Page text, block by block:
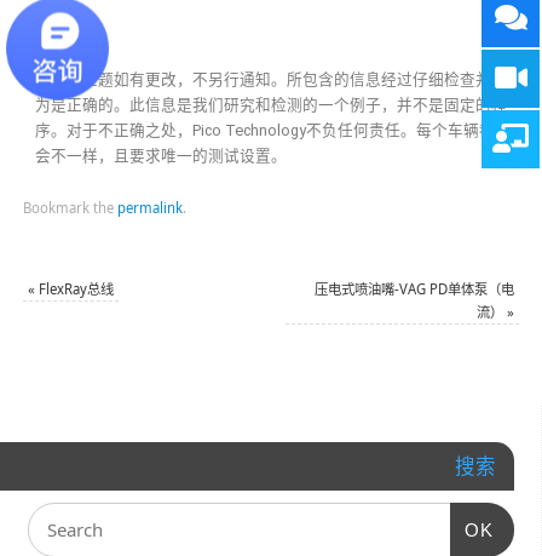
免责声明
此帮助主题如有更改，不另行通知。所包含的信息经过仔细检查并认
为是正确的。此信息是我们研究和检测的一个例子，并不是固定的程
序。对于不正确之处，Pico Technology不负任何责任。每个车辆都
会不一样，且要求唯一的测试设置。
Bookmark the permalink.
« FlexRay总线
压电式喷油嘴-VAG PD单体泵（电
流）»
搜索
OK